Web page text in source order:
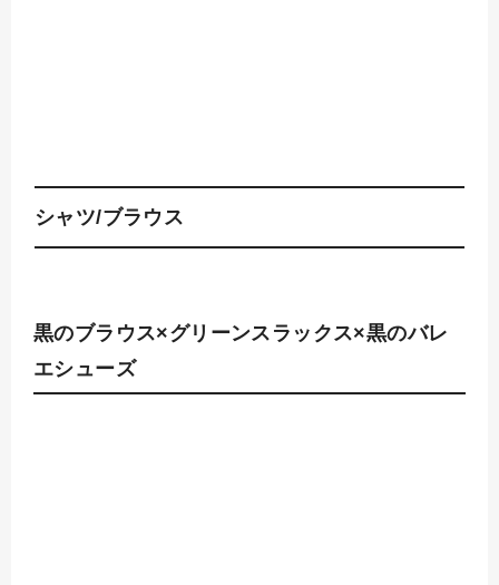
シャツ/ブラウス
黒のブラウス×グリーンスラックス×黒のバレ
エシューズ